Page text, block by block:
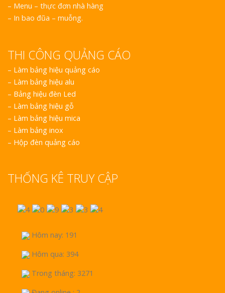
– Menu – thực đơn nhà hàng
– In bao đũa – muỗng.
THI CÔNG QUẢNG CÁO
– Làm bảng hiệu quảng cáo
– Làm bảng hiệu alu
– Bảng hiệu đèn Led
– Làm bảng hiệu gỗ
– Làm bảng hiệu mica
– Làm bảng inox
– Hộp đèn quảng cáo
THỐNG KÊ TRUY CẬP
Hôm nay: 191
Hôm qua: 394
Trong tháng: 3271
Thiết kế hồ sơ năng
Làm biển hiệu quán
cà phê tại Vinh Nghệ
An
phê bằng gỗ đẹp